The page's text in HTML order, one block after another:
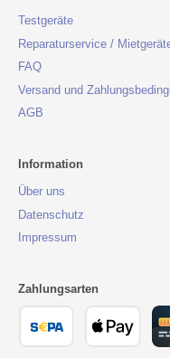
Testgeräte
Reparaturservice /
FAQ
Versand und
AGB
Information
Über uns
Datenschutz
Impressum
Zahlungsarten